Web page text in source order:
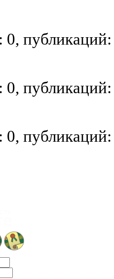
0,
0,
0,